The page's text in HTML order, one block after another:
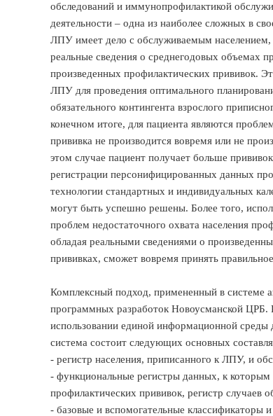
обследований и иммунопрофилактикой
деятельности – одна из наиболее сложных в
ЛПУ имеет дело с обслуживаемым
реальные сведения о среднегодовых объемах
произведенных профилактических прививок.
ЛПУ для проведения оптимального
обязательного контингента взрослого
конечном итоге, для пациента являются
прививка не производится вовремя или не
этом случае пациент получает больше
регистрации персонифицированных данных
технологии стандартных и индивидуальных
могут быть успешно решены. Более того,
проблем недостаточного охвата населения
обладая реальными сведениями о
прививках, сможет вовремя принять
Комплексный подход, примененный в системе
программных разработок Новоусманской
использовании единой информационной
система состоит следующих основных
- регистр населения, приписанного к ЛПУ, и
- функциональные регистры данных, к которым
профилактических прививок, регистр случаев
- базовые и вспомогательные классификаторы